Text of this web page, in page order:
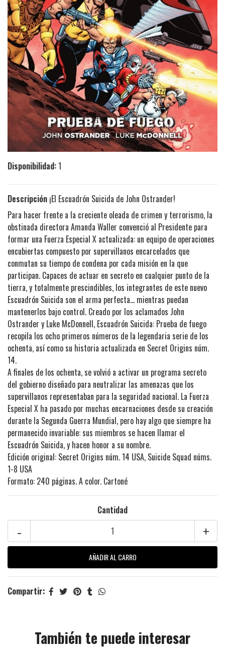
Disponibilidad:1
Descripción ¡El Escuadrón Suicida de John Ostrander!
Para hacer frente a la creciente oleada de crimen y terrorismo, la
obstinada directora Amanda Waller convenció al Presidente para
formar una Fuerza Especial X actualizada: un equipo de operaciones
encubiertas compuesto por supervillanos encarcelados que
conmutan su tiempo de condena por cada misión en la que
participan. Capaces de actuar en secreto en cualquier punto de la
tierra, y totalmente prescindibles, los integrantes de este nuevo
Escuadrón Suicida son el arma perfecta... mientras puedan
mantenerlos bajo control. Creado por los aclamados John
Ostrander y Luke McDonnell, Escuadrón Suicida: Prueba de fuego
recopila los ocho primeros números de la legendaria serie de los
ochenta, así como su historia actualizada en Secret Origins núm.
14.
A finales de los ochenta, se volvió a activar un programa secreto
del gobierno diseñado para neutralizar las amenazas que los
supervillanos representaban para la seguridad nacional. La Fuerza
Especial X ha pasado por muchas encarnaciones desde su creación
durante la Segunda Guerra Mundial, pero hay algo que siempre ha
permanecido invariable: sus miembros se hacen llamar el
Escuadrón Suicida, y hacen honor a su nombre.
Edición original: Secret Origins núm. 14 USA, Suicide Squad núms.
1-8 USA
Formato: 240 páginas. A color. Cartoné
Cantidad
+
-
Compartir:
También te puede interesar